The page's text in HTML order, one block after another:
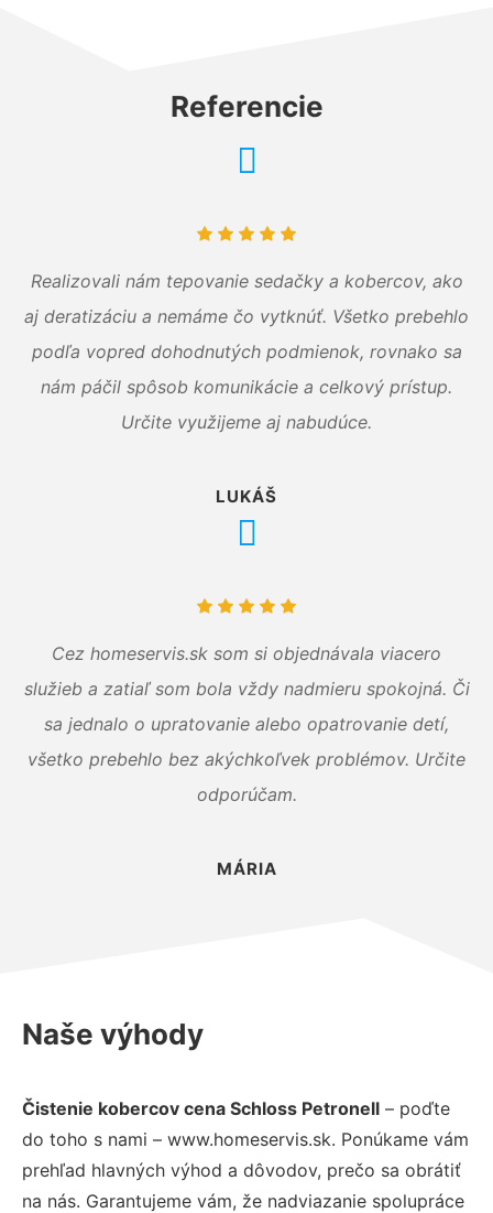
Referencie
Realizovali nám tepovanie sedačky a kobercov, ako
aj deratizáciu a nemáme čo vytknúť. Všetko prebehlo
podľa vopred dohodnutých podmienok, rovnako sa
nám páčil spôsob komunikácie a celkový prístup.
Určite využijeme aj nabudúce.
LUKÁŠ
Cez homeservis.sk som si objednávala viacero
služieb a zatiaľ som bola vždy nadmieru spokojná. Či
sa jednalo o upratovanie alebo opatrovanie detí,
všetko prebehlo bez akýchkoľvek problémov. Určite
odporúčam.
MÁRIA
Naše výhody
Čistenie kobercov cena Schloss Petronell – poďte
do toho s nami – www.homeservis.sk. Ponúkame vám
prehľad hlavných výhod a dôvodov, prečo sa obrátiť
na nás. Garantujeme vám, že nadviazanie spolupráce